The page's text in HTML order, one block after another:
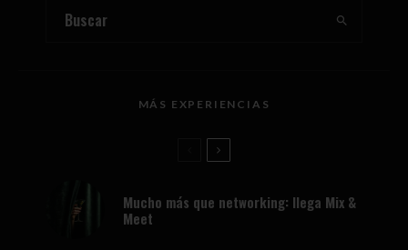
MÁS EXPERIENCIAS
Mucho más que networking: llega Mix &
Meet